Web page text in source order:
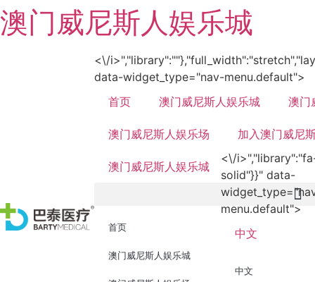
澳门威尼斯人娱乐城
<\/
data-widget_type="nav-menu.default">
首页
澳门威尼斯人娱乐城 澳门
澳门威尼斯人娱乐场 加入澳门威尼
澳门威尼斯人娱乐城
首页
澳门威尼斯人娱乐城
<\/
solid"}}" data-
menu.default">
中文
中文